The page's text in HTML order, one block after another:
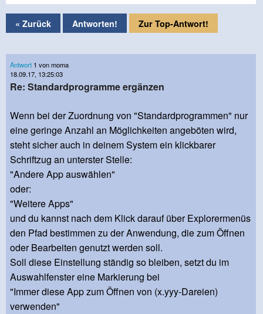
« Zurück Antworten! Zur Top-Antwort!
Antwort 1 von moma
18.09.17, 13:25:03
Re: Standardprogramme ergänzen
Wenn bei der Zuordnung von "Standardprogrammen" nur
eine geringe Anzahl an Möglichkeiten angeböten wird,
steht sicher auch in deinem System ein klickbarer
Schriftzug an unterster Stelle:
"Andere App auswählen"
oder:
"Weitere Apps"
und du kannst nach dem Klick darauf über Explorermenüs
den Pfad bestimmen zu der Anwendung, die zum Öffnen
oder Bearbeiten genutzt werden soll.
Soll diese Einstellung ständig so bleiben, setzt du im
Auswahlfenster eine Markierung bei
"Immer diese App zum Öffnen von (x.yyy-Dareien)
verwenden"